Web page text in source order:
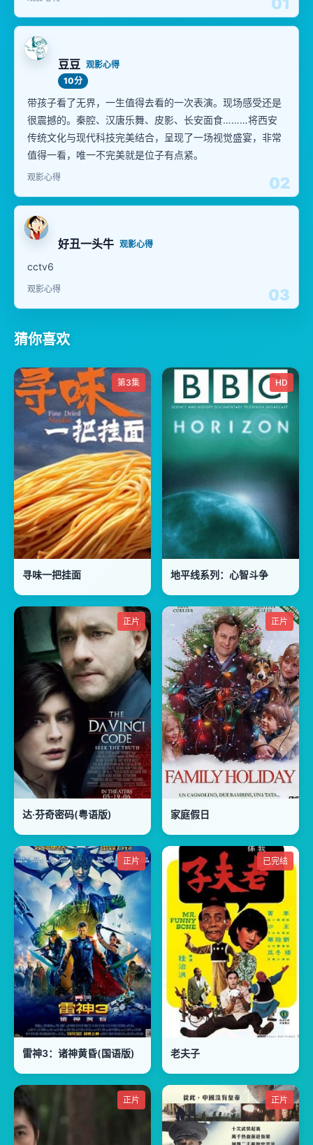
02
豆豆 观影心得
10分
带孩子看了无界，一生值得去看的一次表演。现场感受还是
很震撼的。秦腔、汉唐乐舞、皮影、长安面食………将西安
传统文化与现代科技完美结合，呈现了一场视觉盛宴，非常
值得一看，唯一不完美就是位子有点紧。
观影心得
03
好丑一头牛 观影心得
cctv6
观影心得
猜你喜欢
第3集
寻味一把挂面
HD
地平线系列：心智斗争
正片
达·芬奇密码(粤语版)
正片
家庭假日
正片
雷神3：诸神黄昏(国语版)
已完结
老夫子
正片 正片